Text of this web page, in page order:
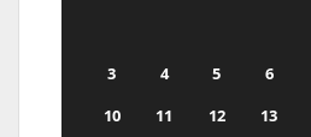
3
4 5 6
10
11 12 13